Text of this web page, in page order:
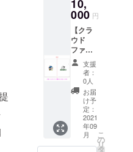
ラジャ
の人々
が自ら
運営す
る小さ
な農
園。 無
農薬は
もちろ
ん、す
べてが
手作業
で栽培
された
コー
れ、輸
出され
た生豆
です。
苦みと
酸味の
バラン
スの取
れた、
なめら
かな
味。濃
厚でコ
クのあ
る奥深
グッズ
に出て
くるウ
サギが
デザイ
ンされ
たフェ
イスタ
オルで
す♪ 山
脇かお
りさん
デザイ
ン♪ サ
イズは
34×84c
味料入
れやお
菓子入
れ、茶
葉入れ
など保
存容器
として
マルチ
にご利
用いた
だけま
す♪
【サイ
ズ】 直
10,
000 円
【クラ
ウド
ファン
ディン
グ限定
section
3オリジ
ナルク
リア
ファイ
ル】 ツ
ヤのあ
る素材
支援
者：
0人
お届
け予
定：
2021
年09
月
こ
の
リ
タ